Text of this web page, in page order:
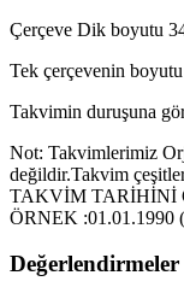
Çerçeve Dik boyutu
Tek çerçevenin
Takvimin duruşuna
Not: Takvimlerimiz
değildir.Takvim
TAKVİM TARİHİNİ
ÖRNEK :01.01.1990
Değerlendirmeler